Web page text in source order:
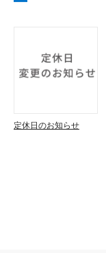
定休日のお知らせ